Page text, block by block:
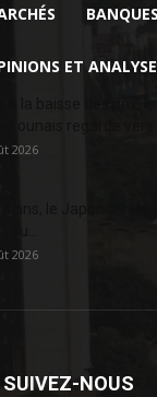
ET
2026
2026
SUIVEZ-NOUS